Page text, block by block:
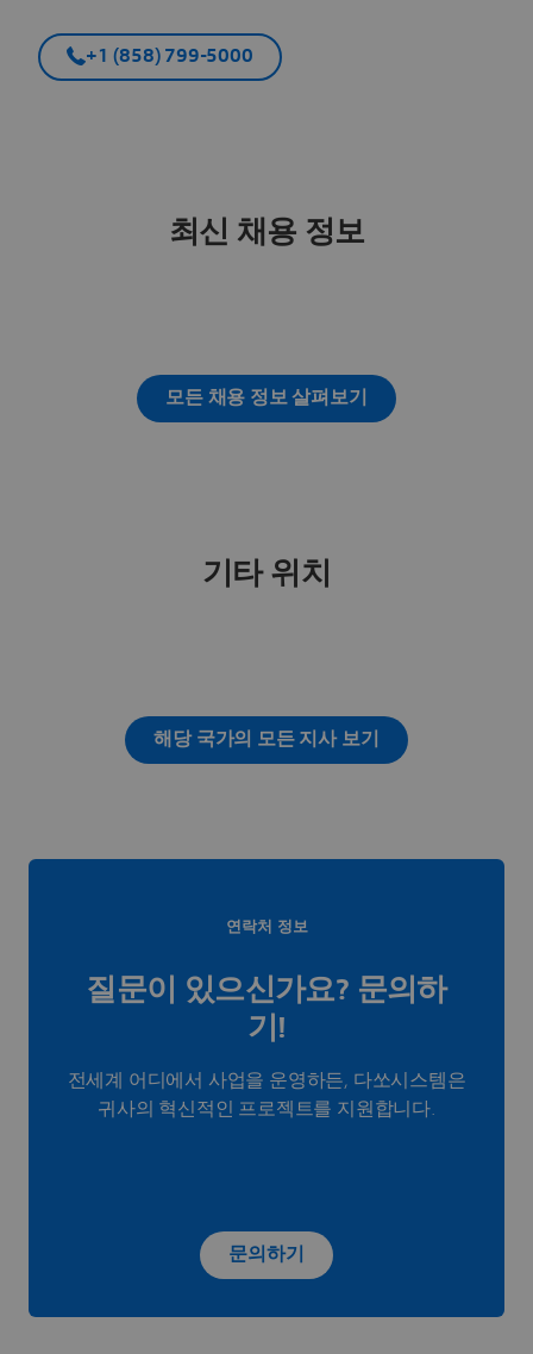
+1 (858) 799-5000
최신 채용 정보
모든 채용 정보 살펴보기
기타 위치
해당 국가의 모든 지사 보기
연락처 정보
질문이 있으신가요? 문의하
기!
전세계 어디에서 사업을 운영하든, 다쏘시스템은
귀사의 혁신적인 프로젝트를 지원합니다.
문의하기